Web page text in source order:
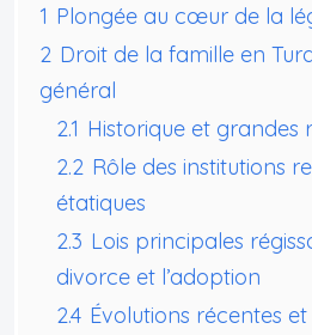
1 Plongée au cœur de la
2 Droit de la famille en
général
2.1 Historique et grandes
2.2 Rôle des institutions
étatiques
2.3 Lois principales
divorce et l’adoption
2.4 Évolutions récentes